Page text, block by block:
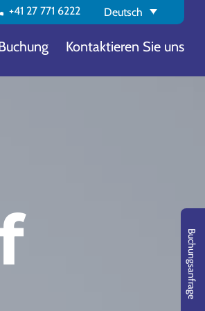
+41 27 771 6222 Deutsch
Kontaktieren Sie uns
Buchungsanfrage